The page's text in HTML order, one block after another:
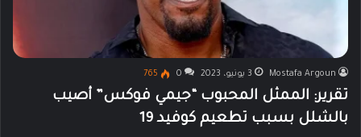
Mostafa Argoun 3 يونيو، 2023 0
765
تقرير: الممثل المحبوب “جيمي فوكس” أصيب
بالشلل بسبب تطعيم كوفيد 19